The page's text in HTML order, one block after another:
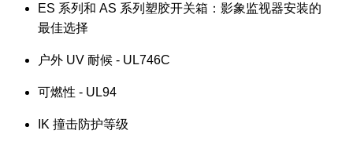
ES 系列和 AS 系列塑胶开关箱：影象监视器安装的
最佳选择
户外 UV 耐候 - UL746C
可燃性 - UL94
IK 撞击防护等级